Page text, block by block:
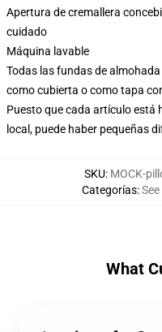
Apertura de cremallera
cuidado
Máquina lavable
Todas las fundas de
como cubierta o como tapa
Puesto que cada artículo está
local, puede haber pequeñas
SKU: MOCK-
Categorías:
What